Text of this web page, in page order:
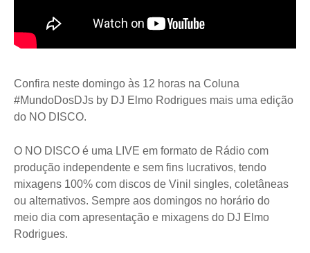
Confira neste domingo às 12 horas na Coluna
#MundoDosDJs by DJ Elmo Rodrigues mais uma edição
do NO DISCO.
O NO DISCO é uma LIVE em formato de Rádio com
produção independente e sem fins lucrativos, tendo
mixagens 100% com discos de Vinil singles, coletâneas
ou alternativos. Sempre aos domingos no horário do
meio dia com apresentação e mixagens do DJ Elmo
Rodrigues.